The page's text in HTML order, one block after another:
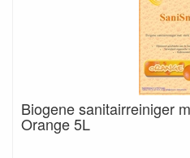
Biogene sanitairreiniger
Orange 5L